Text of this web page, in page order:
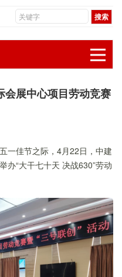
会展中心项目劳动竞赛
一佳节之际，4月22日，中建
办“大干七十天 决战630”劳动